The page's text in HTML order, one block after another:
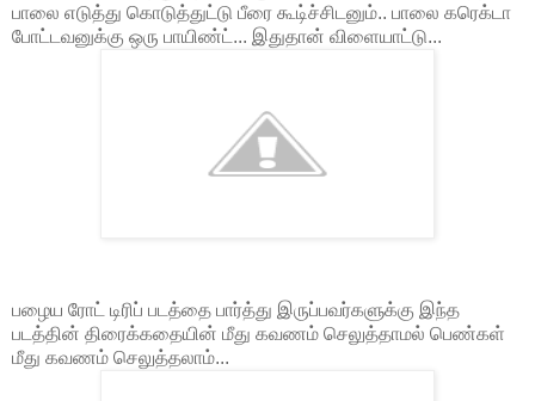
பாலை எடுத்து கொடுத்துட்டு பீரை கூடி்ச்சிடனும்.. பாலை கரெக்டா
போட்டவனுக்கு ஒரு பாயிண்ட்... இதுதான் விளையாட்டு...
பழைய ரோட் டிரிப் படத்தை பார்த்து இருப்பவர்களுக்கு இந்த
படத்தின் திரைக்கதையின் மீது கவணம் செலுத்தாமல் பெண்கள்
மீது கவணம் செலுத்தலாம்...